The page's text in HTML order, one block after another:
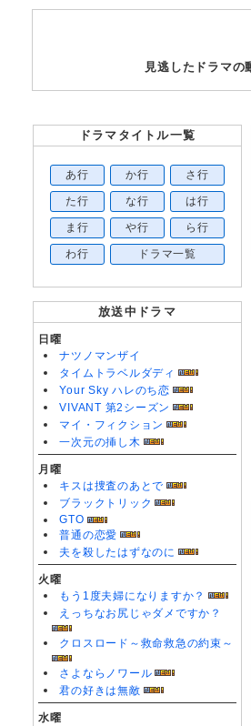
見逃したドラマ
ドラマタイトル一覧
あ行 か行 さ行
た行 な行 は行
ま行 や行 ら行
わ行 ドラマ一覧
放送中ドラマ
日曜
ナツノマンザイ
タイムトラベルダディ
Your Sky ハレのち恋
VIVANT 第2シーズン
マイ・フィクション
一次元の挿し木
月曜
キスは捜査のあとで
ブラックトリック
GTO
普通の恋愛
夫を殺したはずなのに
火曜
もう1度夫婦になりますか？
えっちなお尻じゃダメですか？
クロスロード～救命救急の約束～
さよならノワール
君の好きは無敵
水曜